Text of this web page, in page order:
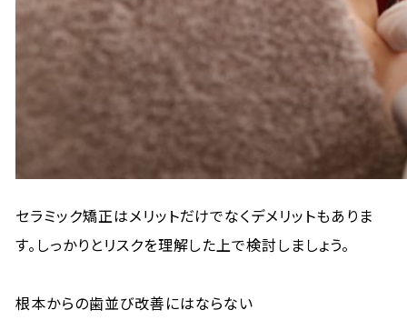
セラミック矯正はメリットだけでなくデメリットもありま
す。しっかりとリスクを理解した上で検討しましょう。
根本からの歯並び改善にはならない